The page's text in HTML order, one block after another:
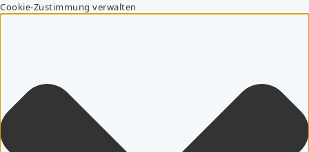
Cookie-Zustimmung verwalten